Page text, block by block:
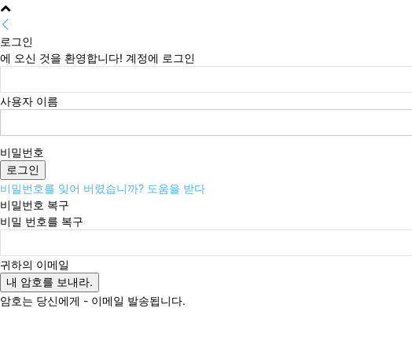
로그인
에 오신 것을 환영합니다! 계정에 로그인
사용자 이름
비밀번호
비밀번호를 잊어 버렸습니까? 도움을 받다
비밀번호 복구
비밀 번호를 복구
귀하의 이메일
암호는 당신에게 - 이메일 발송됩니다.